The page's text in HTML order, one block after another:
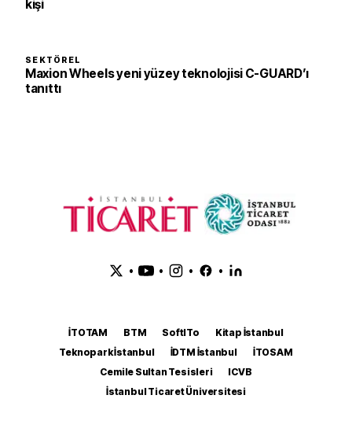
kişi
SEKTÖREL
Maxion Wheels yeni yüzey teknolojisi C-GUARD’ı
tanıttı
• • • •
İTOTAM BTM SoftITo
Kitap İstanbul
Teknopark İstanbul
İDTM İstanbul
İTOSAM
Cemile Sultan Tesisleri
ICVB
İstanbul Ticaret Üniversitesi